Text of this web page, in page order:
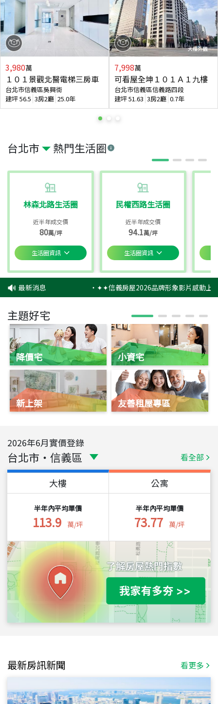
台北市 熱門生活圈
林森北路生活圈
近半年成交價
80萬/坪
生活圈資訊
民權西路生活圈
近半年成交價
94.1萬/坪
生活圈資訊
3,980萬
１０１景觀北醫電梯三房車
台北市信義區吳興街
建坪56.5 3房2廳 25.0年
7,998萬
可看屋全坤１０１Ａ１九樓
台北市信義區信義路四段
建坪51.63 3房2廳 0.7年
最新消息 ‧✦✦信義房屋2026品牌形象影片感動上
主題好宅
降價宅
新上架
小資宅
友善租屋專區
2026年6月實價登錄
台北市 ・ 信義區 看全部
大樓
半年內平均單價
113.9 萬/坪
公寓
半年內平均單價
73.77 萬/坪
最新房訊新聞 看更多